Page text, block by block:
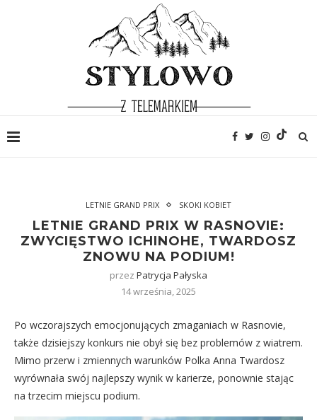
LETNIE GRAND PRIX SKOKI KOBIET
LETNIE GRAND PRIX W RASNOVIE:
ZWYCIĘSTWO ICHINOHE, TWARDOSZ
ZNOWU NA PODIUM!
przez Patrycja Pałyska
14 września, 2025
Po wczorajszych emocjonujących zmaganiach w Rasnovie,
także dzisiejszy konkurs nie obył się bez problemów z wiatrem.
Mimo przerw i zmiennych warunków Polka Anna Twardosz
wyrównała swój najlepszy wynik w karierze, ponownie stając
na trzecim miejscu podium.